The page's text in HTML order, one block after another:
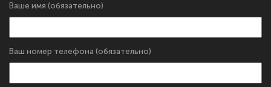
Ваше имя (обязательно)
Ваш номер телефона (обязательно)